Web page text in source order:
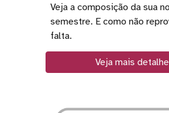
Veja a composição da sua
semestre. E como não
falta.
Veja mais